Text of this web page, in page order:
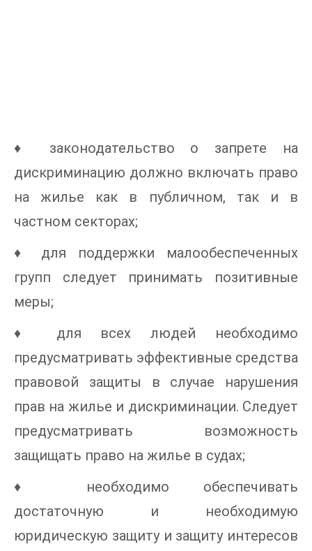
♦ законодательство о запрете на
дискриминацию должно включать право
на жилье как в публичном, так и в
частном секторах;
♦ для поддержки малообеспеченных
групп следует принимать позитивные
меры;
♦ для всех людей необходимо
предусматривать эффективные средства
правовой защиты в случае нарушения
прав на жилье и дискриминации. Следует
предусматривать возможность
защищать право на жилье в судах;
♦ необходимо обеспечивать
достаточную и необходимую
юридическую защиту и защиту интересов